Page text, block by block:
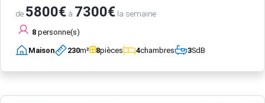
de 5800€ à 7300€ la semaine
8 personne(s)
Maison 230m² 8pièces 4chambres 3SdB